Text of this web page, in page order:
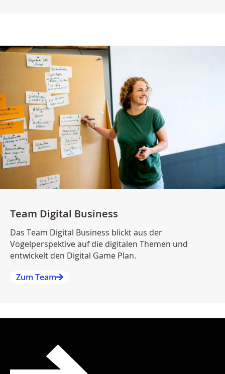
Team Digital Business
Das Team Digital Business blickt aus der
Vogelperspektive auf die digitalen Themen und
entwickelt den Digital Game Plan.
Zum Team